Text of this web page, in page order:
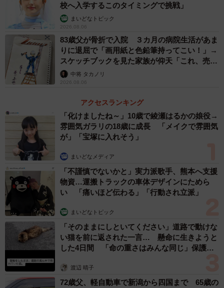
校へ入学するこのタイミングで挑戦」
まいどなトピック
2026.08.06
83歳父が骨折で入院 ３カ月の病院生活があま
りに退屈で「画用紙と色鉛筆持ってこい！」→
スケッチブックを見た家族が仰天「これ、売れ
ますよ…」
中将 タカノリ
2026.08.06
アクセスランキング
「化けましたね～」10歳で綾瀬はるかの娘役→
雰囲気ガラリの18歳に成長 「メイクで雰囲気
が」「宝塚に入れそう」
まいどなメディア
「不謹慎でないかと」実力派歌手、熊本へ支援
物資…運搬トラックの車体デザインにためら
い 「痛いほど伝わる」「行動され立派」
まいどなトピック
「そのままにしといてください」道路で動けな
い猫を前に返された一言… 懸命に生きようと
した4日間 「命の重さはみんな同じ」保護団
渡辺 晴子
72歳父、軽自動車で新潟から四国まで 65歳の